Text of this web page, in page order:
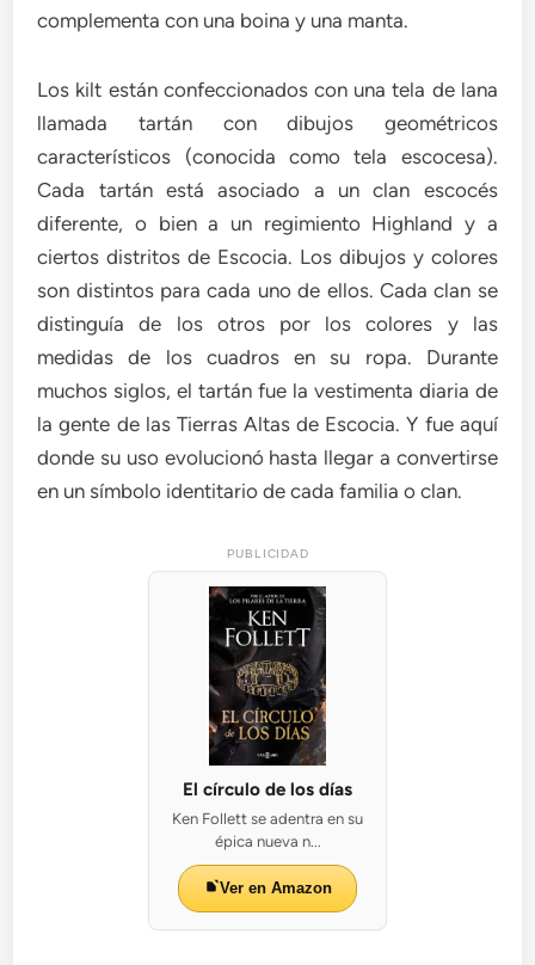
complementa con una boina y una manta.
Los kilt están confeccionados con una tela de lana
llamada tartán con dibujos geométricos
característicos (conocida como tela escocesa).
Cada tartán está asociado a un clan escocés
diferente, o bien a un regimiento Highland y a
ciertos distritos de Escocia. Los dibujos y colores
son distintos para cada uno de ellos. Cada clan se
distinguía de los otros por los colores y las
medidas de los cuadros en su ropa. Durante
muchos siglos, el tartán fue la vestimenta diaria de
la gente de las Tierras Altas de Escocia. Y fue aquí
donde su uso evolucionó hasta llegar a convertirse
en un símbolo identitario de cada familia o clan.
PUBLICIDAD
El círculo de los días
Ken Follett se adentra en su
épica nueva n...
Ver en Amazon